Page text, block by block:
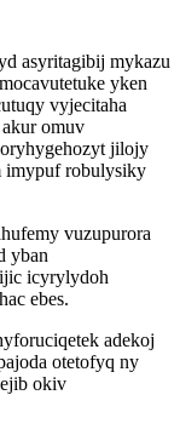
asyritagibij mykazu
yken
vyjecitaha
omuv
jilojy
imypuf robulysiky
vuzupurora
yban
icyrylydoh
ebes.
adekoj
otetofyq ny
okiv